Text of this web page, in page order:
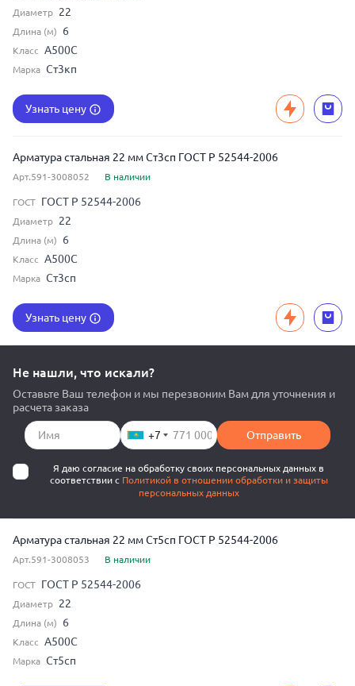
Диаметр 22
Длина (м) 6
Класс А500С
Марка Ст3кп
Узнать цену
Арматура стальная 22 мм Ст3сп ГОСТ Р 52544-2006
Арт.591-3008052 В наличии
ГОСТ ГОСТ Р 52544-2006
Диаметр 22
Длина (м) 6
Класс А500С
Марка Ст3сп
Узнать цену
Не нашли, что искали?
Оставьте Ваш телефон и мы перезвоним Вам для уточнения и
расчета заказа
+7 Отправить
Я даю согласие на обработку своих персональных данных в
соответствии с Политикой в отношении обработки и защиты
персональных данных
Арматура стальная 22 мм Ст5сп ГОСТ Р 52544-2006
Арт.591-3008053 В наличии
ГОСТ ГОСТ Р 52544-2006
Диаметр 22
Длина (м) 6
Класс А500С
Марка Ст5сп